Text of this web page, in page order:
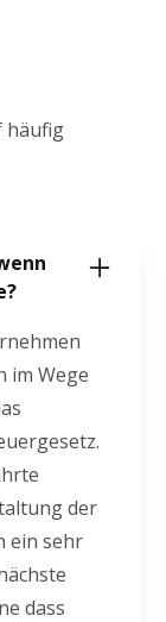
häufig
im Wege
der
ein sehr
dass